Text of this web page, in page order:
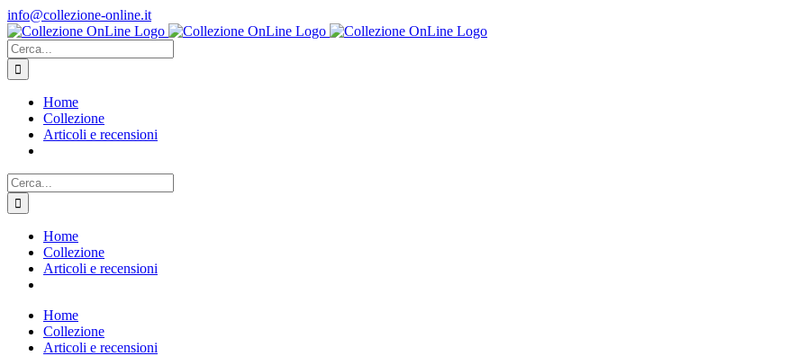
Salta
al
contenuto
info@collezione-online.it
Cerca
per:
Home
Collezione
Articoli e recensioni
Cerca
per:
Home
Collezione
Articoli e recensioni
Home
Collezione
Articoli e recensioni